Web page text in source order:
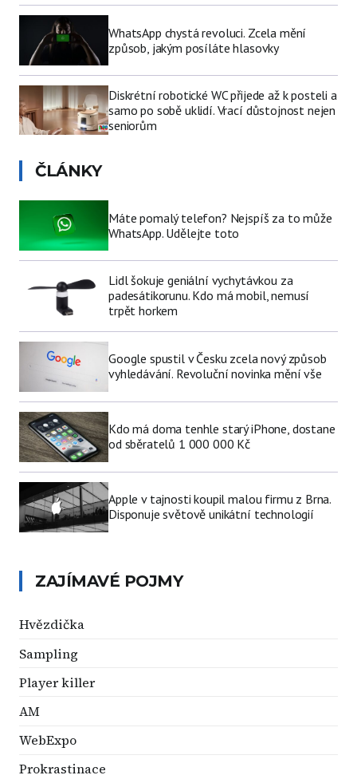
WhatsApp chystá revoluci. Zcela mění
způsob, jakým posíláte hlasovky
Diskrétní robotické WC přijede až k posteli a
samo po sobě uklidí. Vrací důstojnost nejen
seniorům
ČLÁNKY
Máte pomalý telefon? Nejspíš za to může
WhatsApp. Udělejte toto
Lidl šokuje geniální vychytávkou za
padesátikorunu. Kdo má mobil, nemusí
trpět horkem
Google spustil v Česku zcela nový způsob
vyhledávání. Revoluční novinka mění vše
Kdo má doma tenhle starý iPhone, dostane
od sběratelů 1 000 000 Kč
Apple v tajnosti koupil malou firmu z Brna.
Disponuje světově unikátní technologií
ZAJÍMAVÉ POJMY
Hvězdička
Sampling
Player killer
AM
WebExpo
Prokrastinace